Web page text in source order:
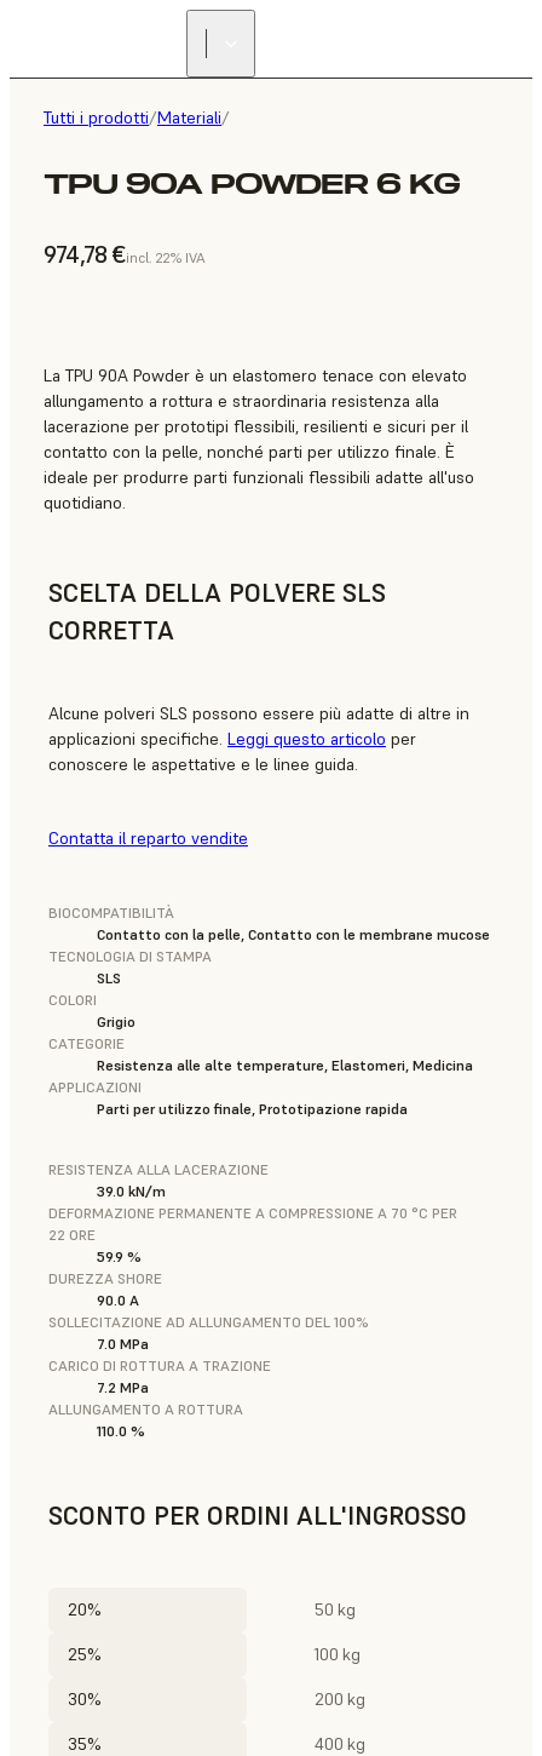
Tutti i prodotti/Materiali/
TPU 90A POWDER 6 KG
974,78 €incl. 22% IVA
La TPU 90A Powder è un elastomero tenace con elevato
allungamento a rottura e straordinaria resistenza alla
lacerazione per prototipi flessibili, resilienti e sicuri per il
contatto con la pelle, nonché parti per utilizzo finale. È
ideale per produrre parti funzionali flessibili adatte all'uso
quotidiano.
SCELTA DELLA POLVERE SLS
CORRETTA
Alcune polveri SLS possono essere più adatte di altre in
applicazioni specifiche. Leggi questo articolo per
conoscere le aspettative e le linee guida.
Contatta il reparto vendite
BIOCOMPATIBILITÀ
Contatto con la pelle, Contatto con le membrane mucose
TECNOLOGIA DI STAMPA
SLS
COLORI
Grigio
CATEGORIE
Resistenza alle alte temperature, Elastomeri, Medicina
APPLICAZIONI
Parti per utilizzo finale, Prototipazione rapida
RESISTENZA ALLA LACERAZIONE
39.0 kN/m
DEFORMAZIONE PERMANENTE A COMPRESSIONE A 70 °C PER
22 ORE
59.9 %
DUREZZA SHORE
90.0 A
SOLLECITAZIONE AD ALLUNGAMENTO DEL 100%
7.0 MPa
CARICO DI ROTTURA A TRAZIONE
7.2 MPa
ALLUNGAMENTO A ROTTURA
110.0 %
SCONTO PER ORDINI ALL'INGROSSO
20% 50 kg
25% 100 kg
30% 200 kg
35% 400 kg